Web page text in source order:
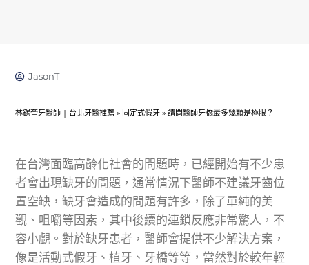
JasonT
林錫奎牙醫師 | 台北牙醫推薦 » 固定式假牙 » 請問醫師牙橋最多幾顆是極限？
在台灣面臨高齡化社會的問題時，已經開始有不少患
者會出現缺牙的問題，通常情況下醫師不建議牙齒位
置空缺，缺牙會造成的問題有許多，除了單純的美
觀、咀嚼等因素，其中後續的連鎖反應非常驚人，不
容小覷。對於缺牙患者，醫師會提供不少解決方案，
像是活動式假牙、植牙、牙橋等等，當然對於較年輕